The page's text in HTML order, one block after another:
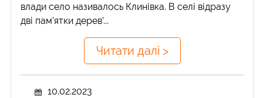
влади село називалось Клинівка. В селі відразу
дві пам’ятки дерев’...
Читати далі >
10.02.2023